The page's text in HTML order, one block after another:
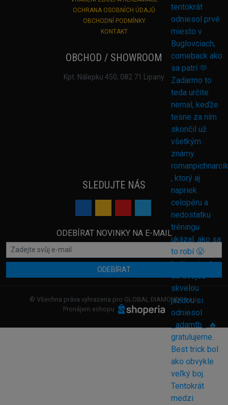
OCHRANA OSOBNÍCH ÚDAJŮ
OBCHODNÍ PODMÍNKY
KONTAKT
OBCHOD / SHOWROOM
Kpt. Nálepku 450, 082 71 Lipany
SLEDUJTE NÁS
ODEBÍRAT NOVINKY NA E-MAIL
ODEBÍRAT
© Všechna práva vyhrazena pro GLOBAL DIAMONDS s.r.o.
Pronájem eshopu